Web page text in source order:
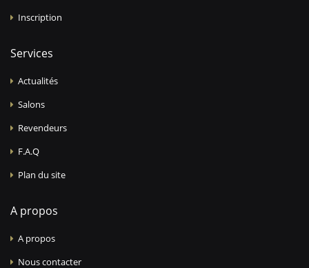
Inscription
Services
Actualités
Salons
Revendeurs
F.A.Q
Plan du site
A propos
A propos
Nous contacter